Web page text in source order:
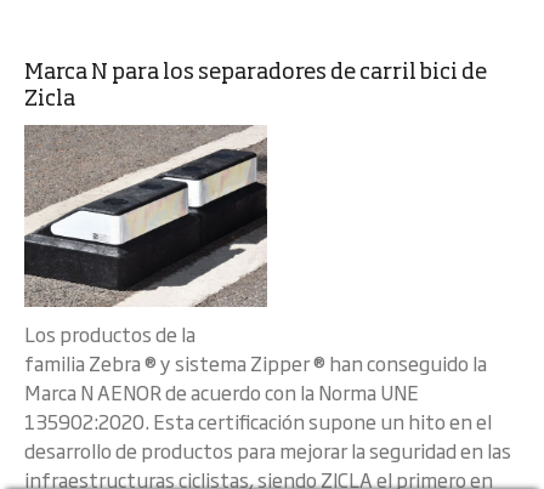
Marca N para los separadores de carril bici de
Zicla
Los productos de la
familia Zebra ® y sistema Zipper ® han conseguido la
Marca N AENOR de acuerdo con la Norma UNE
135902:2020. Esta certificación supone un hito en el
desarrollo de productos para mejorar la seguridad en las
infraestructuras ciclistas, siendo ZICLA el primero en